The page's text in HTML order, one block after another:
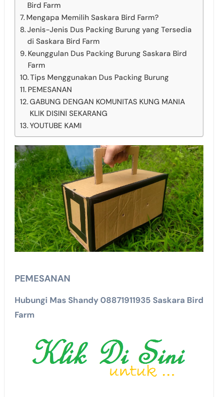
Bird Farm
Mengapa Memilih Saskara Bird Farm?
Jenis-Jenis Dus Packing Burung yang Tersedia
di Saskara Bird Farm
Keunggulan Dus Packing Burung Saskara Bird
Farm
Tips Menggunakan Dus Packing Burung
PEMESANAN
GABUNG DENGAN KOMUNITAS KUNG MANIA
KLIK DISINI SEKARANG
YOUTUBE KAMI
PEMESANAN
Hubungi Mas Shandy 08871911935 Saskara Bird
Farm